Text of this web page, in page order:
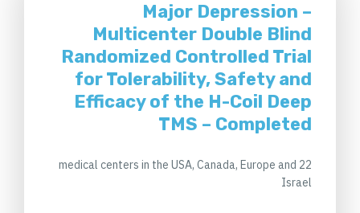
Major Depression –
Multicenter Double Blind
Randomized Controlled Trial
for Tolerability, Safety and
Efficacy of the H-Coil Deep
TMS – Completed
22 medical centers in the USA, Canada, Europe and
Israel